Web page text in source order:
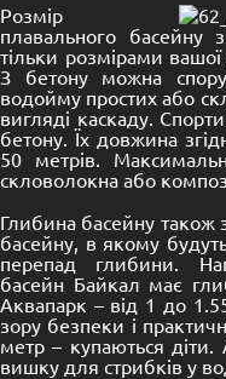
Розмір
плавального
тільки розмірами
З бетону можна
водойму простих або
вигляді каскаду.
бетону. Їх довжина
50 метрів.
скловолокна або
Глибина басейну також
басейну, в якому
перепад глибини.
басейн Байкал має
Аквапарк – від 1 до
зору безпеки і
метр – купаються
вишку для стрибків у